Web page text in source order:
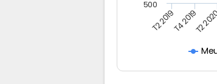
T2 2019T4 2019T2
500